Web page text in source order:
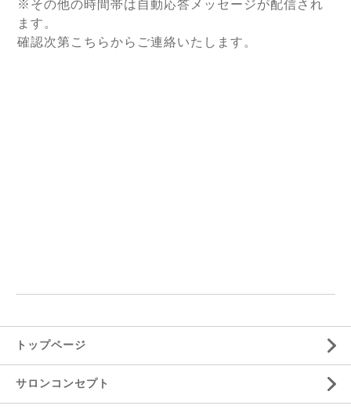
※その他の時間帯は自動応答メッセージが配信され
ます。
確認次第こちらからご連絡いたします。
トップページ
サロンコンセプト